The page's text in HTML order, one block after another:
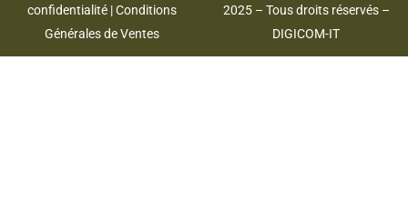
confidentialité |Conditions
Générales de Ventes
2025 – Tous droits réservés –
DIGICOM-IT